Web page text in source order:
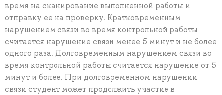
время на сканирование выполненной работы и
отправку ее на проверку. Кратковременным
нарушением связи во время контрольной работы
считается нарушение связи менее 5 минут и не более
одного раза. Долговременным нарушением связи во
время контрольной работы считается нарушение от 5
минут и более. При долговременном нарушении
связи студент может продолжить участие в